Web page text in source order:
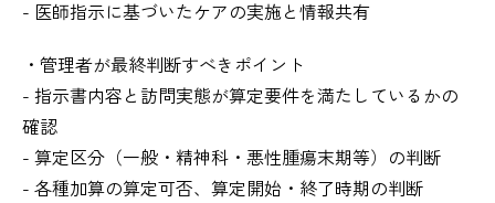
- 医師指示に基づいたケアの実施と情報共有
・管理者が最終判断すべきポイント
- 指示書内容と訪問実態が算定要件を満たしているかの
確認
- 算定区分（一般・精神科・悪性腫瘍末期等）の判断
- 各種加算の算定可否、算定開始・終了時期の判断